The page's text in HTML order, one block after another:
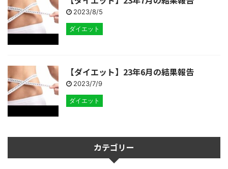
2023/8/5
ダイエット
【ダイエット】23年6月の結果報告
2023/7/9
ダイエット
カテゴリー